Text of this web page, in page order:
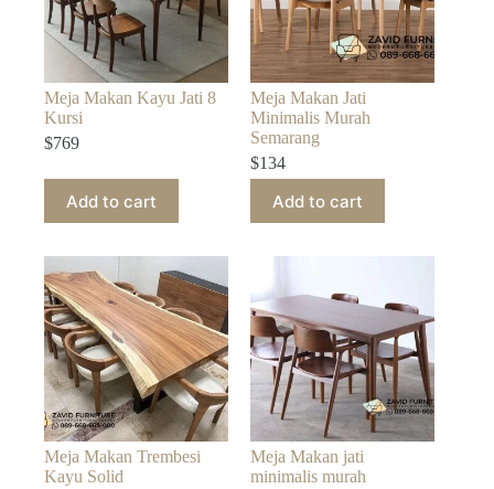
Meja Makan Kayu Jati 8
Kursi
$769
Add to cart
Meja Makan Jati
Minimalis Murah
Semarang
$134
Add to cart
Meja Makan Trembesi
Kayu Solid
Meja Makan jati
minimalis murah